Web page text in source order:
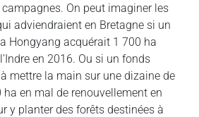
On peut imaginer les
adviendraient en Bretagne si un
Hongyang acquérait 1 700 ha
en 2016. Ou si un fonds
mettre la main sur une dizaine de
en mal de renouvellement en
y planter des forêts destinées à